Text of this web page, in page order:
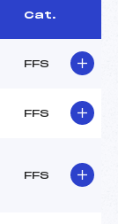
Cat.
FFS
FFS
FFS